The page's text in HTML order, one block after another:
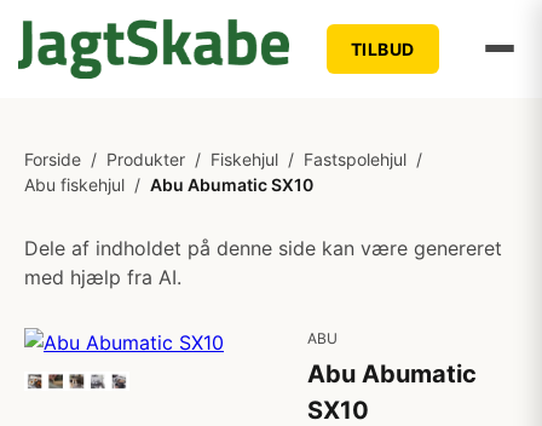
TILBUD
Forside / Produkter / Fiskehjul / Fastspolehjul /
Abu fiskehjul / Abu Abumatic SX10
Dele af indholdet på denne side kan være genereret
med hjælp fra AI.
ABU
Abu Abumatic
SX10